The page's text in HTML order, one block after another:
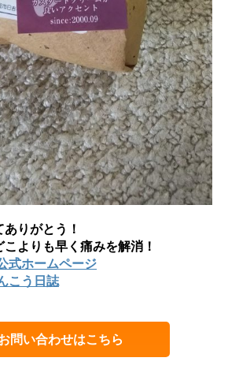
りがとう！
よりも早く痛みを解消！
式ホームページ
こう日誌
問い合わせはこちら